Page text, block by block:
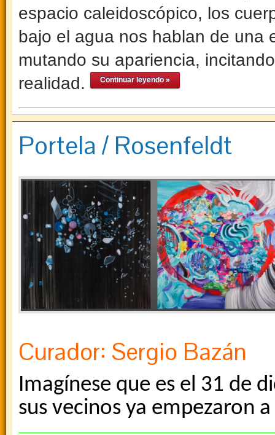
espacio caleidoscópico, los
bajo el agua nos hablan de una
mutando su apariencia,
realidad.
Continuar leyendo »
Portela / Rosenfeldt
Curador: Sergio Bazán
Imagínese que es el 31 de
sus vecinos ya empezaron